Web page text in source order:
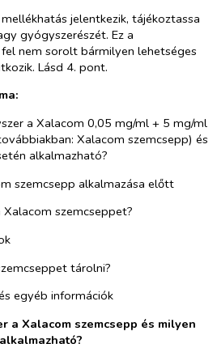
jelentkezik, tájékoztassa
gyógyszerészét. Ez a
nem sorolt bármilyen lehetséges
Lásd 4. pont.
a Xalacom 0,05 mg/ml + 5 mg/ml
Xalacom szemcsepp) és
alkalmazható?
szemcsepp alkalmazása előtt
szemcseppet?
tárolni?
egyéb információk
a Xalacom szemcsepp és milyen